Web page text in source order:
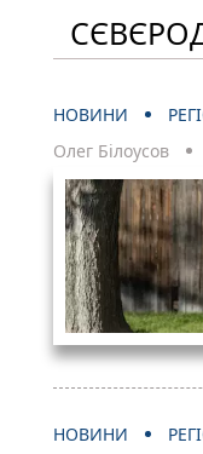
НОВИНИ
Олег Білоусов
НОВИНИ